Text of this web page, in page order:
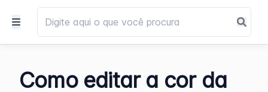
Como editar a cor da